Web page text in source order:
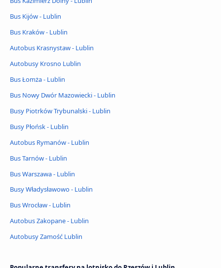
Bus Kijów - Lublin
Bus Kraków - Lublin
Autobus Krasnystaw - Lublin
Autobusy Krosno Lublin
Bus Łomża - Lublin
Bus Nowy Dwór Mazowiecki - Lublin
Busy Piotrków Trybunalski - Lublin
Busy Płońsk - Lublin
Autobus Rymanów - Lublin
Bus Tarnów - Lublin
Bus Warszawa - Lublin
Busy Władysławowo - Lublin
Bus Wrocław - Lublin
Autobus Zakopane - Lublin
Autobusy Zamość Lublin